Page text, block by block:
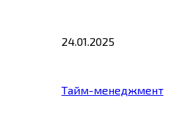
24.01.2025
Тайм-менеджмент